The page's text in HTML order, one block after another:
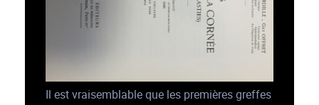
Il est vraisemblable que les premières greffes